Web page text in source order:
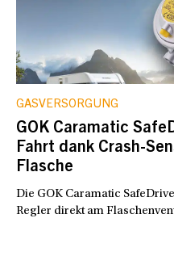
GASVERSORGUNG
GOK Caramatic
Fahrt dank Crash-
Flasche
Die GOK Caramatic
Regler direkt am